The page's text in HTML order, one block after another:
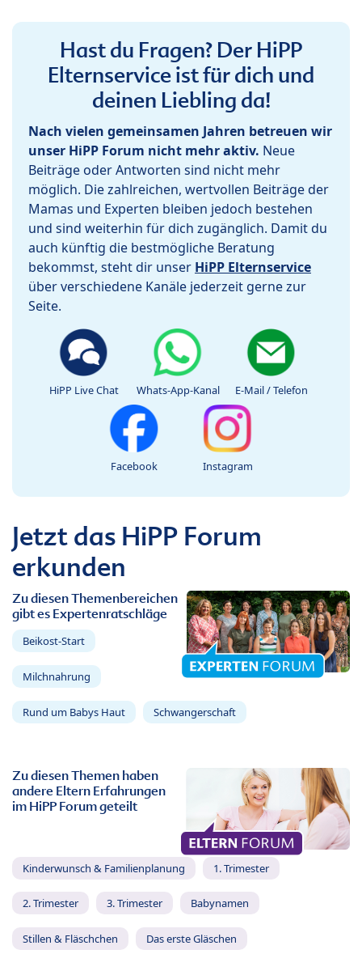
Hast du Fragen? Der HiPP
Elternservice ist für dich und
deinen Liebling da!
Nach vielen gemeinsamen Jahren betreuen wir
unser HiPP Forum nicht mehr aktiv. Neue
Beiträge oder Antworten sind nicht mehr
möglich. Die zahlreichen, wertvollen Beiträge der
Mamas und Experten bleiben jedoch bestehen
und sind weiterhin für dich zugänglich. Damit du
auch künftig die bestmögliche Beratung
bekommst, steht dir unser HiPP Elternservice
über verschiedene Kanäle jederzeit gerne zur
Seite.
HiPP Live Chat Whats-App-Kanal E-Mail / Telefon
Facebook Instagram
Jetzt das HiPP Forum
erkunden
Zu diesen Themenbereichen
gibt es Expertenratschläge
Beikost-Start
Milchnahrung
Rund um Babys Haut Schwangerschaft
Zu diesen Themen haben
andere Eltern Erfahrungen
im HiPP Forum geteilt
Kinderwunsch & Familienplanung 1. Trimester
2. Trimester 3. Trimester Babynamen
Stillen & Fläschchen Das erste Gläschen